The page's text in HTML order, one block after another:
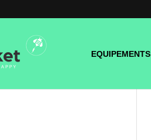
EQUIPEMENTS